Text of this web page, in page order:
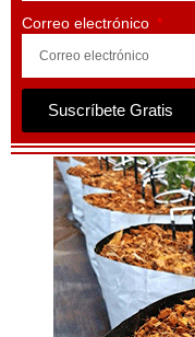
Correo electrónico
Suscríbete Gratis